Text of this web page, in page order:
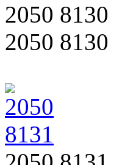
2050 8130
2050 8130